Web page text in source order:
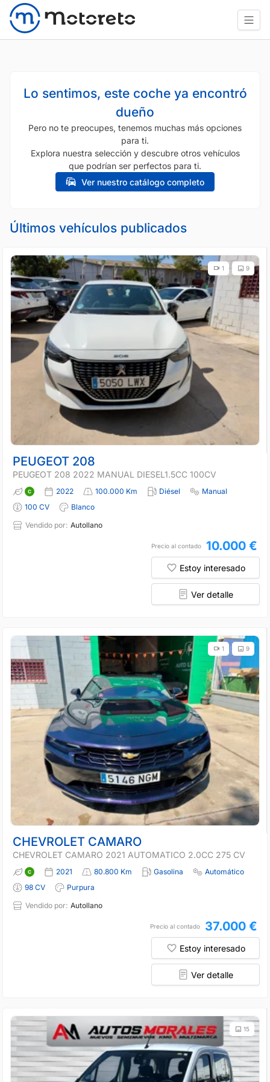
Lo sentimos, este coche ya encontró
dueño
Pero no te preocupes, tenemos muchas más opciones
para ti.
Explora nuestra selección y descubre otros vehículos
que podrían ser perfectos para ti.
Ver nuestro catálogo completo
Últimos vehículos publicados
9
1
PEUGEOT 208
PEUGEOT 208 2022 MANUAL DIESEL1.5CC 100CV
2022 100.000 Km Diésel
Manual
100 CV
Blanco
Vendido por: Autollano
Precio al contado 10.000 €
Estoy interesado
Ver detalle
9
1
CHEVROLET CAMARO
CHEVROLET CAMARO 2021 AUTOMATICO 2.0CC 275 CV
2021 80.800 Km Gasolina
Automático
98 CV
Purpura
Vendido por: Autollano
Precio al contado 37.000 €
Estoy interesado
Ver detalle
15